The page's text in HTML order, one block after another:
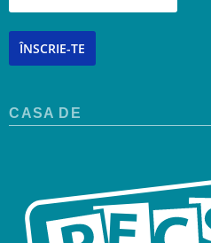
ÎNSCRIE-TE
CASA DE